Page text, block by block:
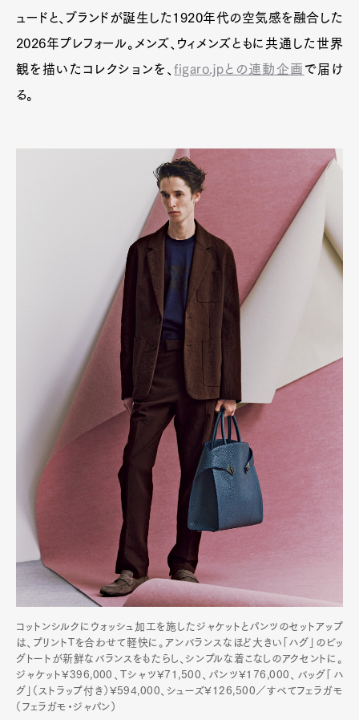
ュードと、ブランドが誕生した1920年代の空気感を融合した
2026年プレフォール。メンズ、ウィメンズともに共通した世界
観を描いたコレクションを、figaro.jpとの連動企画 で届け
る。
コットンシルクにウォッシュ加工を施したジャケットとパンツのセットアップ
は、プリントTを合わせて軽快に。アンバランスなほど大きい「ハグ」のビッ
グトートが新鮮なバランスをもたらし、シンプルな着こなしのアクセントに。
ジャケット¥396,000、Tシャツ¥71,500、パンツ¥176,000、バッグ「ハ
グ」（ストラップ付き）¥594,000、シューズ¥126,500／すべてフェラガモ
（フェラガモ・ジャパン）